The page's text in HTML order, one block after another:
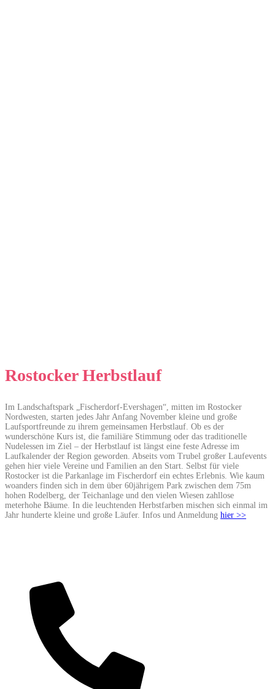
Rostocker Herbstlauf
Im Landschaftspark „Fischerdorf-Evershagen“, mitten im Rostocker
Nordwesten, starten jedes Jahr Anfang November kleine und große
Laufsportfreunde zu ihrem gemeinsamen Herbstlauf. Ob es der
wunderschöne Kurs ist, die familiäre Stimmung oder das traditionelle
Nudelessen im Ziel – der Herbstlauf ist längst eine feste Adresse im
Laufkalender der Region geworden. Abseits vom Trubel großer Laufevents
gehen hier viele Vereine und Familien an den Start. Selbst für viele
Rostocker ist die Parkanlage im Fischerdorf ein echtes Erlebnis. Wie kaum
woanders finden sich in dem über 60jährigem Park zwischen dem 75m
hohen Rodelberg, der Teichanlage und den vielen Wiesen zahllose
meterhohe Bäume. In die leuchtenden Herbstfarben mischen sich einmal im
Jahr hunderte kleine und große Läufer. Infos und Anmeldung hier >>